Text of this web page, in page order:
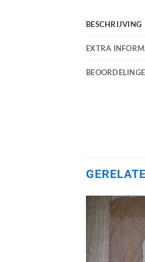
BESCHRIJVING
EXTRA